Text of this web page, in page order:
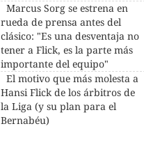
Marcus Sorg se estrena en
rueda de prensa antes del
clásico: "Es una desventaja no
tener a Flick, es la parte más
importante del equipo"
El motivo que más molesta a
Hansi Flick de los árbitros de
la Liga (y su plan para el
Bernabéu)